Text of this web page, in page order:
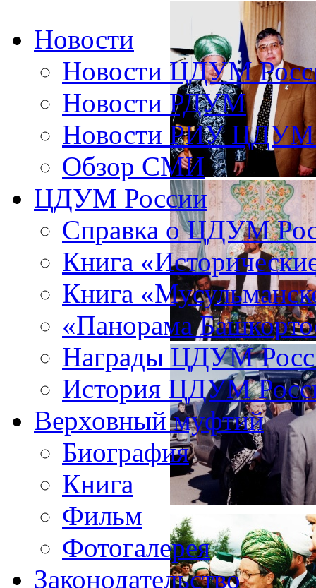
Новости
Новости ЦДУМ
Новости РДУМ
Новости РИУ ЦДУМ
Обзор СМИ
ЦДУМ России
Справка о ЦДУМ
Книга
Книга
«Панорама
Награды ЦДУМ
История ЦДУМ
Верховный муфтий
Биография
Книга
Фильм
Фотогалерея
Законодательство